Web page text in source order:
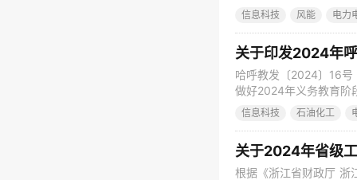
生产制造方式转型项
22日到2024年5月26
信息科技 风能 电力
关于印发2024年
哈呼教发〔2024〕16号
做好2024年义务教育阶
印发给你们，请遵照
行为，平稳、有序地
信息科技 石油化工
根据《浙江省财政厅 浙